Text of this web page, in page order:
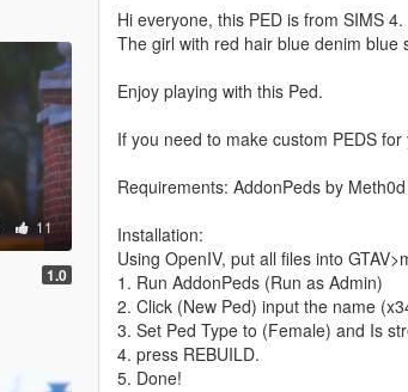
11
1.0
Hi everyone, this PED is from SIMS 4.
The girl with red hair blue denim blue
Enjoy playing with this Ped.
If you need to make custom PEDS
Requirements: AddonPeds by Meth0d
Installation:
Using OpenIV, put all files into
1. Run AddonPeds (Run as Admin)
2. Click (New Ped) input the name
3. Set Ped Type to (Female) and Is
4. press REBUILD.
5. Done!